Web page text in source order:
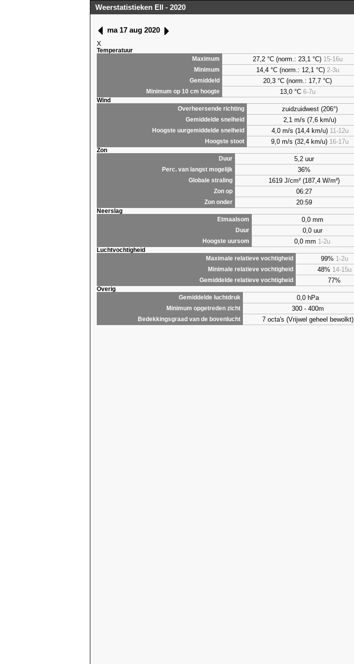
Weerstatistieken Ell - 2020
ma 17 aug 2020
X
Temperatuur
Maximum
27,2 °C (norm.: 23,1 °C) 15-16u
Minimum 14,4 °C (norm.: 12,1 °C) 2-3u
Gemiddeld 20,3 °C (norm.: 17,7 °C)
Minimum op 10 cm hoogte 13,0 °C 6-7u
Wind
Overheersende richting
zuidzuidwest (206°)
Gemiddelde snelheid 2,1 m/s (7,6 km/u)
Hoogste uurgemiddelde snelheid 4,0 m/s (14,4 km/u) 11-12u
Hoogste stoot 9,0 m/s (32,4 km/u) 16-17u
Zon
Duur
5,2 uur
Perc. van langst mogelijk 36%
Globale straling 1619 J/cm² (187,4 W/m²)
Zon op 06:27
Zon onder 20:59
Neerslag
Etmaalsom
0,0 mm
Duur 0,0 uur
Hoogste uursom 0,0 mm 1-2u
Luchtvochtigheid
Maximale relatieve vochtigheid
99% 1-2u
Minimale relatieve vochtigheid 48% 14-15u
Gemiddelde relatieve vochtigheid 77%
Overig
Gemiddelde luchtdruk
0,0 hPa
Minimum opgetreden zicht 300 - 400m
Bedekkingsgraad van de bovenlucht 7 octa's (Vrijwel geheel bewolkt)